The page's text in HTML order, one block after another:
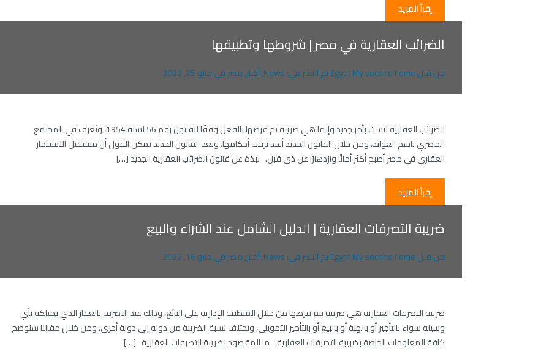
إقرأ المزيد
الضرائب العقارية في مصر | شروطها وتطبيقها
من قبلEgypt My second homeتم النشر في:News
,أخبار,مصرفيمايو 25, 2022
الضرائب العقارية ليست بأمر جديد وإنما هي ضريبة تم فرضها بالفعل وفقًا للقانون رقم 56 لسنة 1954، وتُعرف في المجتمع
المصري باسم العوايد، ومن خلال القانون الجديد أعيد ترتيب أحكامها، وبعد القانون الجديد يمكن القول أن مستقبل الاستثمار
العقاري في مصر أصبح أكثر أمانًا وازدهارًا عن ذي قبل. نبذة عن قانون الضرائب العقارية الجديد […]
إقرأ المزيد
ضريبة التصرفات العقارية | الدليل الشامل عند الشراء والبيع
من قبلEgypt My second homeتم النشر في:News
,أخبار,مصرفيمايو 16, 2022
ضريبة التصرفات العقارية هي ضريبة يتم فرضها من خلال المنطقة الإدارية على البائع، وذلك عند التصرف بالعقار الذي يمتلكه بأي
وسيلة سواء بالتأجير أو بالهبة أو بالبيع أو بالتأجير التمويلي، وتختلف نسبة الضريبة من دولة إلى دولة أخرى، ومن خلال مقالنا سنوضح
كافة المعلومات الخاصة بضريبة التصرفات العقارية. ما المقصود بضريبة التصرفات العقارية […]